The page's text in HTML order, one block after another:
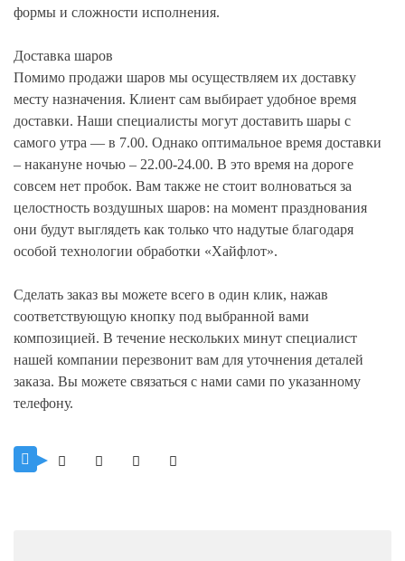
формы и сложности исполнения.
Доставка шаров
Помимо продажи шаров мы осуществляем их доставку
месту назначения. Клиент сам выбирает удобное время
доставки. Наши специалисты могут доставить шары с
самого утра — в 7.00. Однако оптимальное время доставки
– накануне ночью – 22.00-24.00. В это время на дороге
совсем нет пробок. Вам также не стоит волноваться за
целостность воздушных шаров: на момент празднования
они будут выглядеть как только что надутые благодаря
особой технологии обработки «Хайфлот».
Сделать заказ вы можете всего в один клик, нажав
соответствующую кнопку под выбранной вами
композицией. В течение нескольких минут специалист
нашей компании перезвонит вам для уточнения деталей
заказа. Вы можете связаться с нами сами по указанному
телефону.